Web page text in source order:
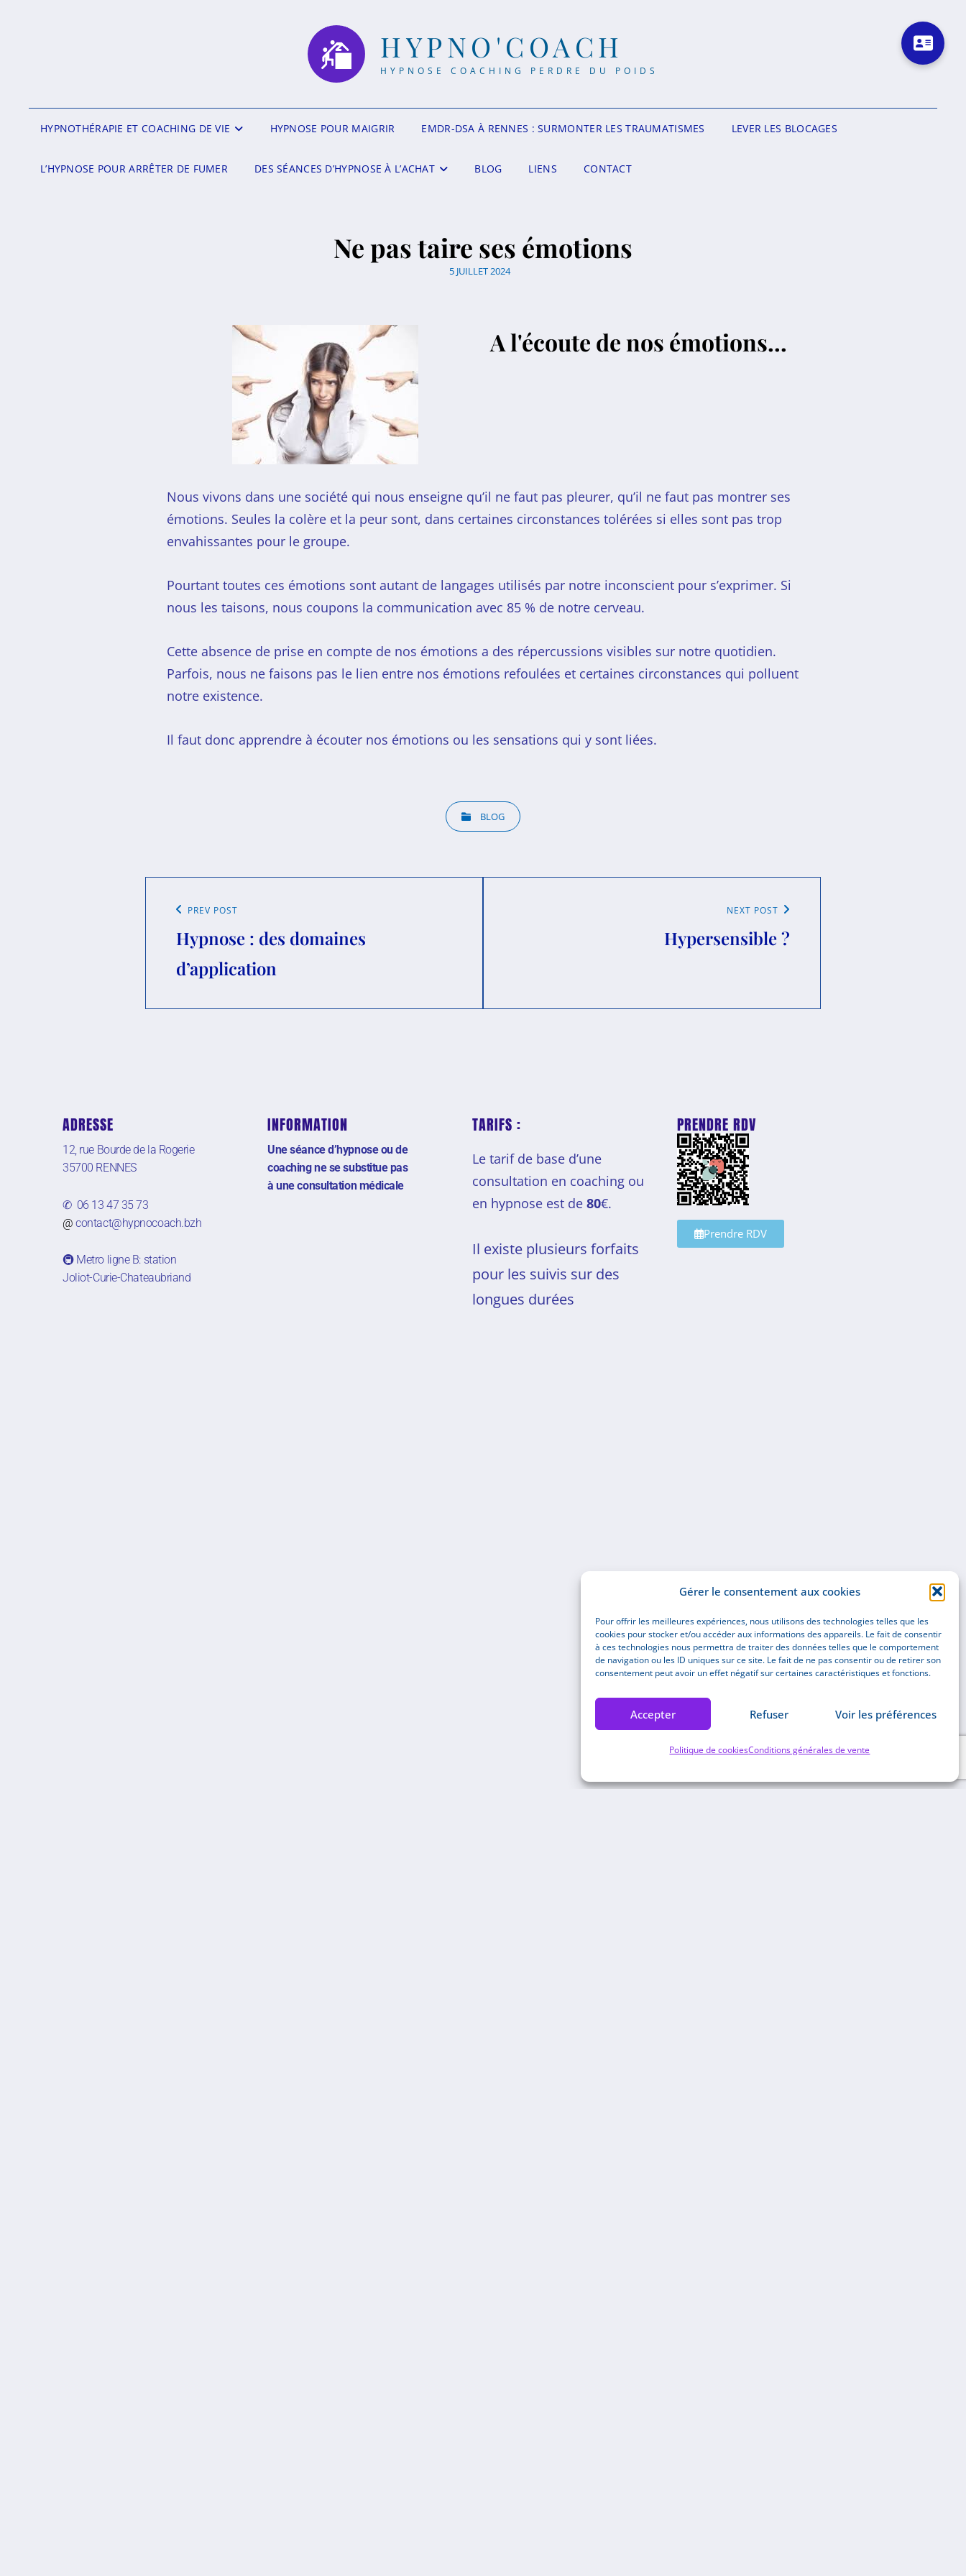
Gérer le consentement aux cookies
Pour offrir les meilleures expériences, nous utilisons des technologies telles que les
cookies pour stocker et/ou accéder aux informations des appareils. Le fait de consentir
à ces technologies nous permettra de traiter des données telles que le comportement
de navigation ou les ID uniques sur ce site. Le fait de ne pas consentir ou de retirer son
consentement peut avoir un effet négatif sur certaines caractéristiques et fonctions.
Accepter Refuser Voir les préférences
Politique de cookiesConditions générales de vente
HYPNO'COACH
HYPNOSE COACHING PERDRE DU POIDS
HYPNOTHÉRAPIE ET COACHING DE VIE HYPNOSE POUR MAIGRIR EMDR-DSA À RENNES : SURMONTER LES TRAUMATISMES LEVER LES BLOCAGES
L’HYPNOSE POUR ARRÊTER DE FUMER DES SÉANCES D’HYPNOSE À L’ACHAT BLOG LIENS CONTACT
Ne pas taire ses émotions
5 JUILLET 2024
A l'écoute de nos émotions...
Nous vivons dans une société qui nous enseigne qu’il ne faut pas pleurer, qu’il ne faut pas montrer ses
émotions. Seules la colère et la peur sont, dans certaines circonstances tolérées si elles sont pas trop
envahissantes pour le groupe.
Pourtant toutes ces émotions sont autant de langages utilisés par notre inconscient pour s’exprimer. Si
nous les taisons, nous coupons la communication avec 85 % de notre cerveau.
Cette absence de prise en compte de nos émotions a des répercussions visibles sur notre quotidien.
Parfois, nous ne faisons pas le lien entre nos émotions refoulées et certaines circonstances qui polluent
notre existence.
Il faut donc apprendre à écouter nos émotions ou les sensations qui y sont liées.
BLOG
PREV POST
Hypnose : des domaines
d’application
NEXT POST
Hypersensible ?
ADRESSE
12, rue Bourde de la Rogerie
35700 RENNES
✆ 06 13 47 35 73
@contact@hypnocoach.bzh
🚇 Metro ligne B: station
Joliot-Curie-Chateaubriand
INFORMATION
Une séance d’hypnose ou de
coaching ne se substitue pas
à une consultation médicale
TARIFS :
Le tarif de base d’une
consultation en coaching ou
en hypnose est de80€.
Il existe plusieurs forfaits
pour les suivis sur des
longues durées
PRENDRE RDV
Prendre RDV